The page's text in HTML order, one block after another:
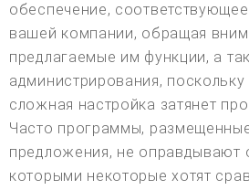
обеспечение,
вашей компании, обращая
предлагаемые им функции, а
администрирования, поскольку
сложная настройка затянет
Часто программы,
предложения, не оправдывают
которыми некоторые хотят